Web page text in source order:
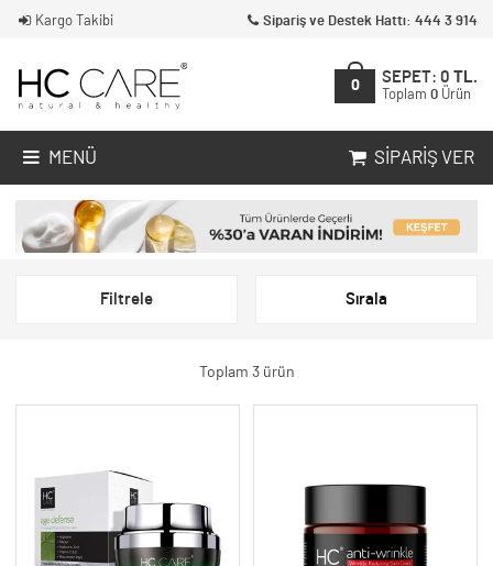
Kargo Takibi Sipariş ve Destek Hattı: 444 3 914
0
SEPET: 0 TL.
Toplam 0 Ürün
MENÜ SIPARIŞ VER
Filtrele Sırala
Toplam 3 ürün